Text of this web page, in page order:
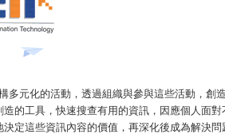
多元化的活動，透過組織與參與這些活動，創
的工具，快速搜查有用的資訊，因應個人面對
定這些資訊內容的價值，再深化後成為解決問